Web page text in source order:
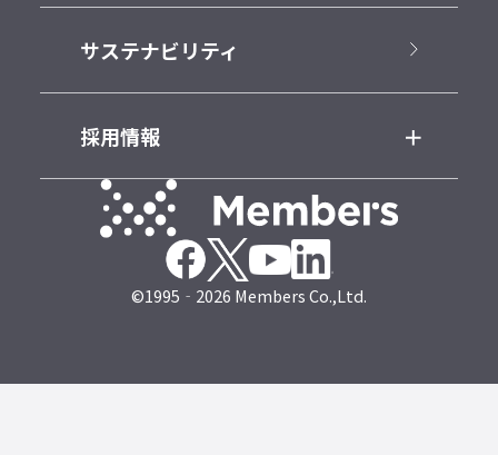
サステナビリティ
採用情報
©1995‐2026 Members Co.,Ltd.